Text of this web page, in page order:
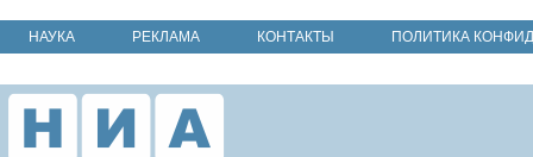
НАУКА РЕКЛАМА КОНТАКТЫ ПОЛИТИКА